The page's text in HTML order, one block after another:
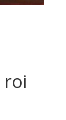
roi